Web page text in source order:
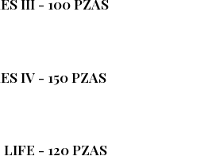
III - 100 PZAS
IV - 150 PZAS
- 120 PZAS